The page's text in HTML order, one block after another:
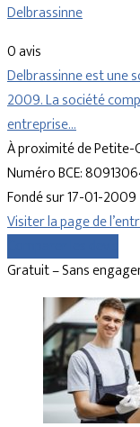
Delbrassinne
0 avis
Delbrassinne est une
2009. La société
entreprise…
À proximité de Petite-
Numéro BCE:
Fondé sur 17-01-2009
Visiter la page de
Gratuit – Sans